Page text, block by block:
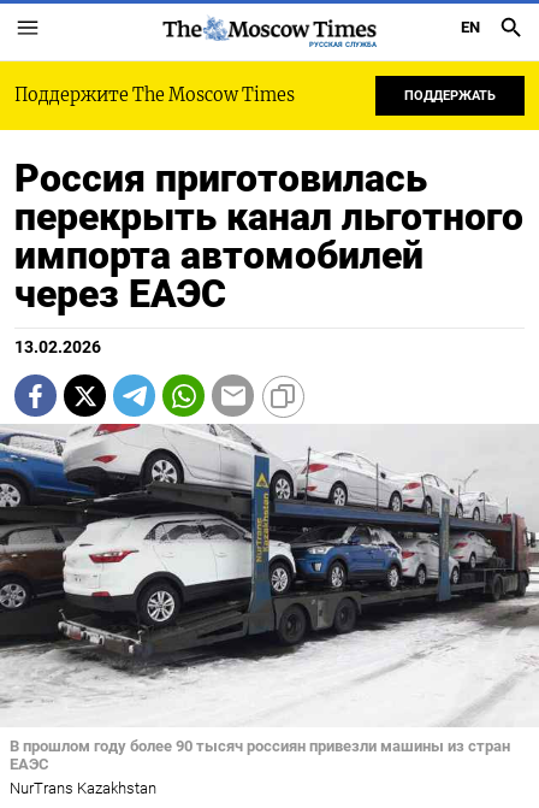
РУССКАЯ СЛУЖБА
EN
Поддержите The Moscow Times ПОДДЕРЖАТЬ
Россия приготовилась
перекрыть канал льготного
импорта автомобилей
через ЕАЭС
13.02.2026
В прошлом году более 90 тысяч россиян привезли машины из стран
ЕАЭС
NurTrans Kazakhstan